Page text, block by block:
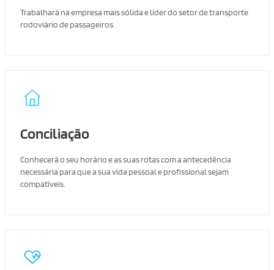
Trabalhará na empresa mais sólida e líder do setor de transporte
rodoviário de passageiros.
Conciliação
Conhecerá o seu horário e as suas rotas com a antecedência
necessária para que a sua vida pessoal e profissional sejam
compatíveis.